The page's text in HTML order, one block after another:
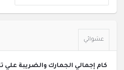
عشوائي
كام إجمالي الجمارك والضريبة